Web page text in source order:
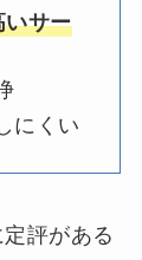
いサー
にくい
定評がある